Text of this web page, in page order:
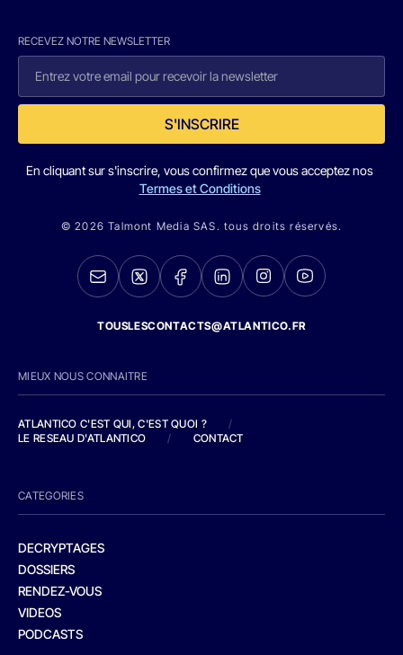
RECEVEZ NOTRE NEWSLETTER
S'INSCRIRE
En cliquant sur s'inscrire, vous confirmez que vous acceptez nos
Termes et Conditions
© 2026 Talmont Media SAS. tous droits réservés.
TOUSLESCONTACTS@ATLANTICO.FR
MIEUX NOUS CONNAITRE
ATLANTICO C'EST QUI, C'EST QUOI ?
/
LE RESEAU D'ATLANTICO
/ CONTACT
CATEGORIES
DECRYPTAGES
DOSSIERS
RENDEZ-VOUS
VIDEOS
PODCASTS